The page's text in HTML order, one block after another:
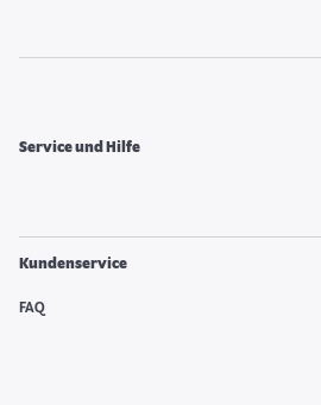
Service und Hilfe
Kundenservice
FAQ